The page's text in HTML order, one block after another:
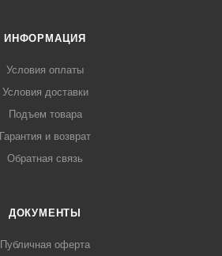
ИНФОРМАЦИЯ
Условия оплаты
Условия доставки
Подъем товара
Гарантия и возврат
Обратная связь
ДОКУМЕНТЫ
Публичная оферта